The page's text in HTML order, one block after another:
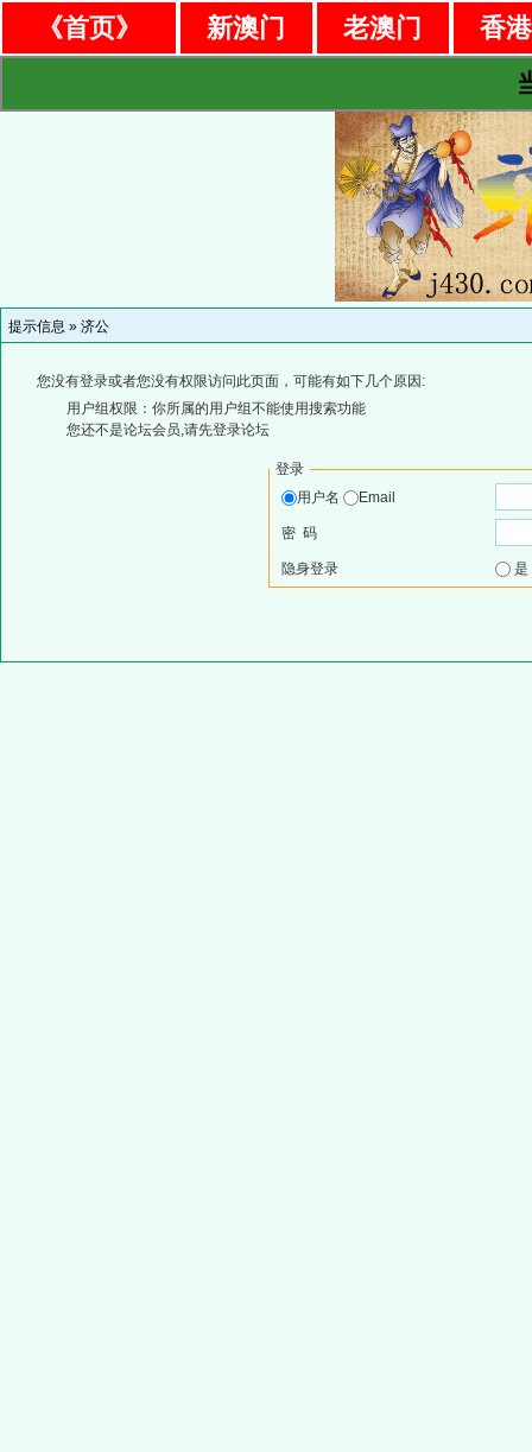
《首页》 新澳门 老澳门
香
提示信息 » 济公
您没有登录或者您没有权限访问此页面，可能有如下几个原因:
用户组权限：你所属的用户组不能使用搜索功能
您还不是论坛会员,请先登录论坛
登录
用户名
Email
密 码
隐身登录